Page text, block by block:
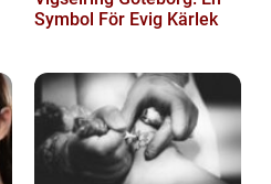
Symbol För Evig Kärlek